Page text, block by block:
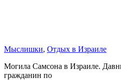
Мыслишки, Отдых в Израиле
Могила Самсона в Израиле.
гражданин по